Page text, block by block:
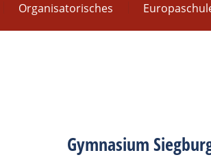
Organisatorisches
Gymnasium